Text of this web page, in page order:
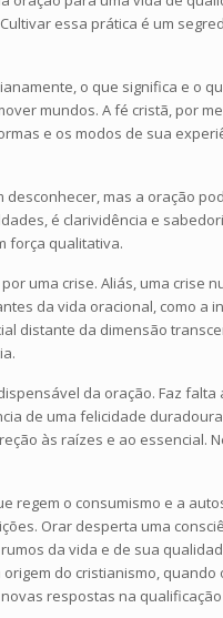
essa prática é um
o que significa e o
mundos. A fé cristã, por
e os modos de sua
mas a oração
é clarividência e
força qualitativa.
uma crise. Aliás, uma crise
da vida oracional, como a
distante da dimensão
da oração. Faz
de uma felicidade
às raízes e ao essencial.
regem o consumismo e a
Orar desperta uma
da vida e de sua
do cristianismo, quando
respostas na